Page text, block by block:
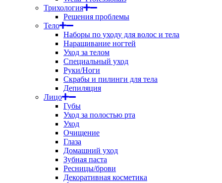
Трихология
Решения проблемы
Тело
Наборы по уходу для волос и тела
Наращивание ногтей
Уход за телом
Специальный уход
Руки/Ноги
Скрабы и пилинги для тела
Депиляция
Лицо
Губы
Уход за полостью рта
Уход
Очищение
Глаза
Домашний уход
Зубная паста
Ресницы/брови
Декоративная косметика